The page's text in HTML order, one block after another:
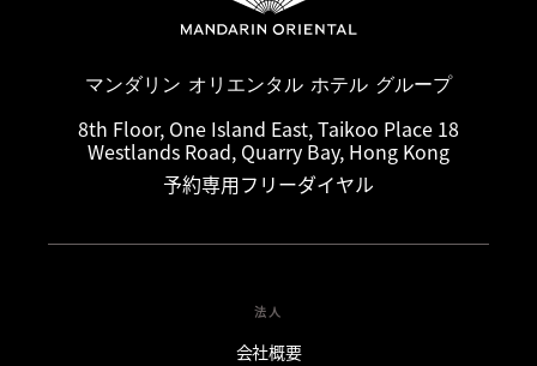
マンダリン オリエンタル ホテル グループ
8th Floor, One Island East, Taikoo Place 18
Westlands Road, Quarry Bay, Hong Kong
予約専用フリーダイヤル
法人
会社概要